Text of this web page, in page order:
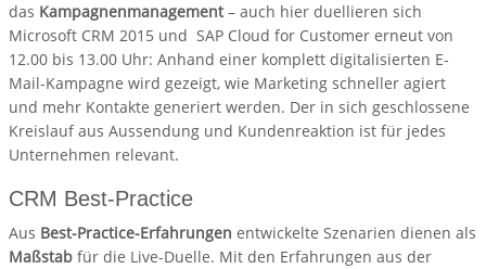
das Kampagnenmanagement– auch hier duellieren sich
Microsoft CRM 2015 und SAP Cloud for Customer erneut von
12.00 bis 13.00 Uhr: Anhand einer komplett digitalisierten E-
Mail-Kampagne wird gezeigt, wie Marketing schneller agiert
und mehr Kontakte generiert werden. Der in sich geschlossene
Kreislauf aus Aussendung und Kundenreaktion ist für jedes
Unternehmen relevant.
CRM Best-Practice
Aus Best-Practice-Erfahrungen entwickelte Szenarien dienen als
Maßstab für die Live-Duelle. Mit den Erfahrungen aus der